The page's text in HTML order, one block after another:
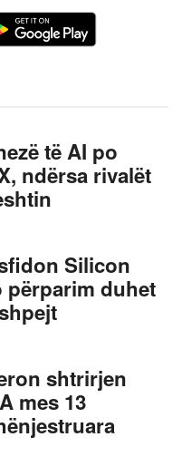
të AI po
ndërsa rivalët
Silicon
përparim duhet
shtrirjen
mes 13